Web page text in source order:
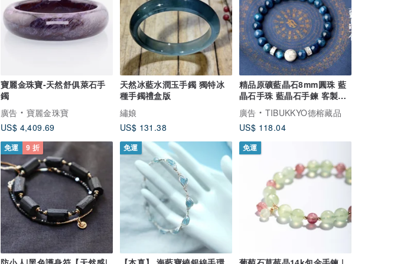
寶麗金珠寶-天然舒俱萊石手
鐲
廣告
寶麗金珠寶
US$ 4,409.69
天然冰藍水潤玉手鐲 獨特冰
種手鐲禮盒版
繡娘
US$ 131.38
精品原礦藍晶石8mm圓珠 藍
晶石手珠 藍晶石手鍊 客製化
設計
廣告
TIBUKKYO德榕藏品
US$ 118.04
免運 9 折 免運 免運